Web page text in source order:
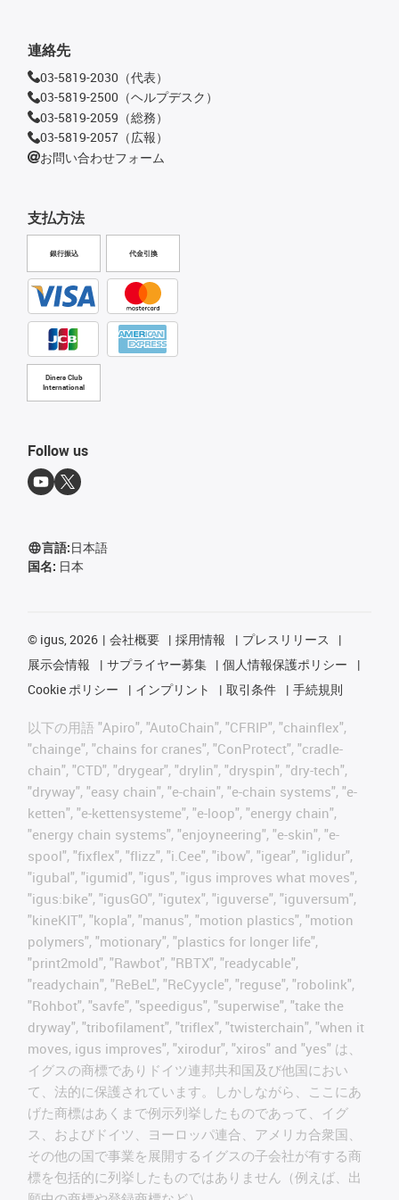
支払方法
銀行振込 代金引換
Diners Club
International
連絡先
03-5819-2030（代表）
03-5819-2500（ヘルプデスク）
03-5819-2059（総務）
03-5819-2057（広報）
お問い合わせフォーム
Follow us
言語:日本語
国名: 日本
© igus, 2026 会社概要 採用情報
プレスリリース
展示会情報
サプライヤー募集
個人情報保護ポリシー
Cookie ポリシー
インプリント 取引条件 手続規則
以下の用語 "Apiro", "AutoChain", "CFRIP", "chainflex",
"chainge", "chains for cranes", "ConProtect", "cradle-
chain", "CTD", "drygear", "drylin", "dryspin", "dry-tech",
"dryway", "easy chain", "e-chain", "e-chain systems", "e-
ketten", "e-kettensysteme", "e-loop", "energy chain",
"energy chain systems", "enjoyneering", "e-skin", "e-
spool", "fixflex", "flizz", "i.Cee", "ibow", "igear", "iglidur",
"igubal", "igumid", "igus", "igus improves what moves",
"igus:bike", "igusGO", "igutex", "iguverse", "iguversum",
"kineKIT", "kopla", "manus", "motion plastics", "motion
polymers", "motionary", "plastics for longer life",
"print2mold", "Rawbot", "RBTX", "readycable",
"readychain", "ReBeL", "ReCyycle", "reguse", "robolink",
"Rohbot", "savfe", "speedigus", "superwise", "take the
dryway", "tribofilament", "triflex", "twisterchain", "when it
moves, igus improves", "xirodur", "xiros" and "yes" は、
イグスの商標でありドイツ連邦共和国及び他国におい
て、法的に保護されています。しかしながら、ここにあ
げた商標はあくまで例示列挙したものであって、イグ
ス、およびドイツ、ヨーロッパ連合、アメリカ合衆国、
その他の国で事業を展開するイグスの子会社が有する商
標を包括的に列挙したものではありません（例えば、出